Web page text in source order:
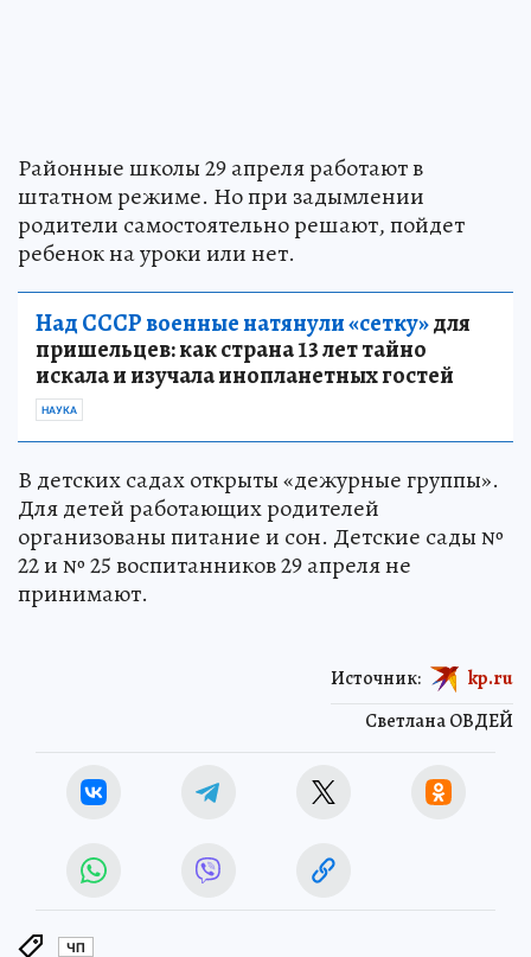
Районные школы 29 апреля работают в
штатном режиме. Но при задымлении
родители самостоятельно решают, пойдет
ребенок на уроки или нет.
Над СССР военные натянули «сетку»для
пришельцев: как страна 13 лет тайно
искала и изучала инопланетных гостей
НАУКА
В детских садах открыты «дежурные группы».
Для детей работающих родителей
организованы питание и сон. Детские сады №
22 и № 25 воспитанников 29 апреля не
принимают.
Светлана ОВДЕЙ
Источник: kp.ru
ЧП